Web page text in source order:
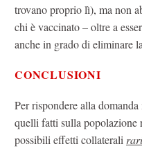
trovano proprio lì), ma non
chi è vaccinato – oltre a
anche in grado di eliminare
CONCLUSIONI
Per rispondere alla
quelli fatti sulla popolazione
possibili effetti collaterali rari